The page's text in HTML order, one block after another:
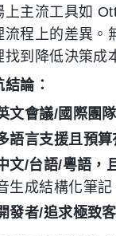
上主流工具如
流程上的差異。
找到降低決策成
論：
文會議/國際團
語言支援且預算
文/台語/粵語，
生成結構化筆記
發者/追求極致